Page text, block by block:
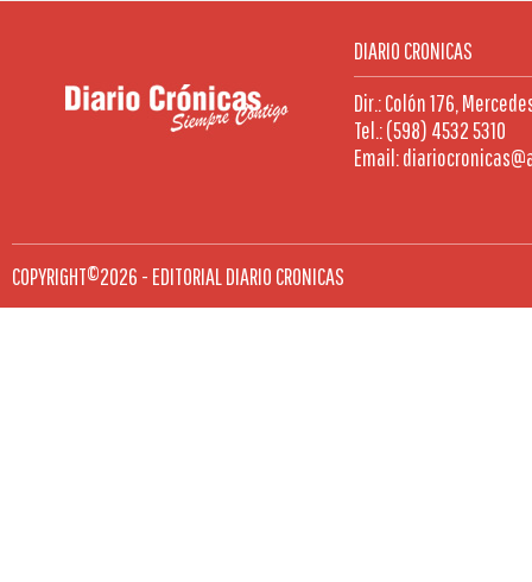
DIARIO CRONICAS
Dir.: Colón 176,
Tel.: (598) 4532 5310
Email:
COPYRIGHT©2026 - EDITORIAL DIARIO CRONICAS